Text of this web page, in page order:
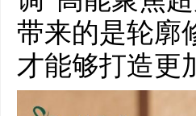
带来的是轮廓
才能够打造更